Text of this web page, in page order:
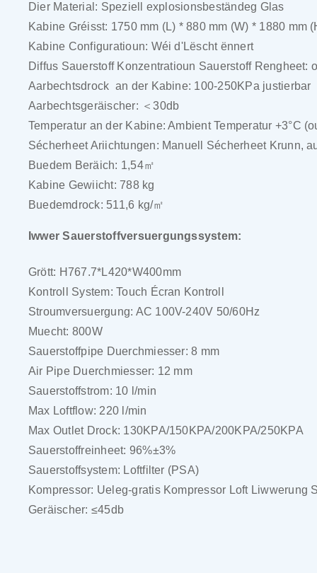
Dier Material: Speziell explosionsbeständeg Glas
Kabine Gréisst: 1750 mm (L) * 880 mm (W) * 1880 mm
Kabine Configuratioun: Wéi d'Lëscht ënnert
Diffus Sauerstoff Konzentratioun Sauerstoff Rengheet:
Aarbechtsdrock an der Kabine: 100-250KPa justierbar
Aarbechtsgeräischer: ＜30db
Temperatur an der Kabine: Ambient Temperatur +3°C
Sécherheet Ariichtungen: Manuell Sécherheet Krunn,
Buedem Beräich: 1,54㎡
Kabine Gewiicht: 788 kg
Buedemdrock: 511,6 kg/㎡
Iwwer Sauerstoffversuergungssystem:
Grött: H767.7*L420*W400mm
Kontroll System: Touch Écran Kontroll
Stroumversuergung: AC 100V-240V 50/60Hz
Muecht: 800W
Sauerstoffpipe Duerchmiesser: 8 mm
Air Pipe Duerchmiesser: 12 mm
Sauerstoffstrom: 10 l/min
Max Loftflow: 220 l/min
Max Outlet Drock: 130KPA/150KPA/200KPA/250KPA
Sauerstoffreinheet: 96%±3%
Sauerstoffsystem: Loftfilter (PSA)
Kompressor: Ueleg-gratis Kompressor Loft Liwwerung
Geräischer: ≤45db